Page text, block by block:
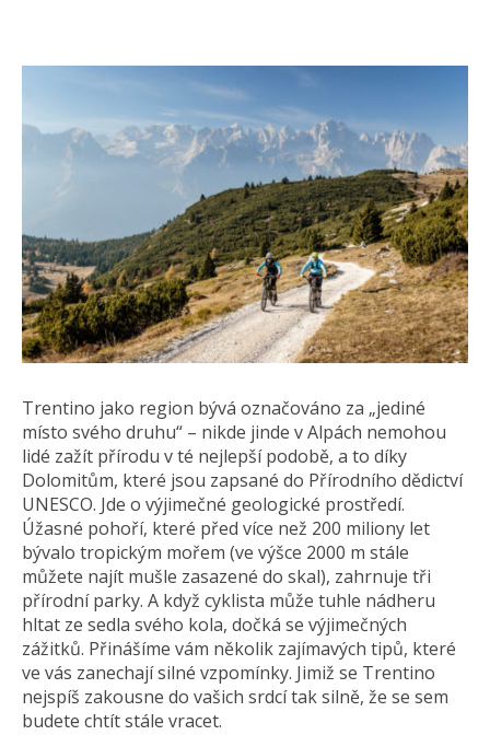
Trentino jako region bývá označováno za „jediné
místo svého druhu“ – nikde jinde v Alpách nemohou
lidé zažít přírodu v té nejlepší podobě, a to díky
Dolomitům, které jsou zapsané do Přírodního dědictví
UNESCO. Jde o výjimečné geologické prostředí.
Úžasné pohoří, které před více než 200 miliony let
bývalo tropickým mořem (ve výšce 2000 m stále
můžete najít mušle zasazené do skal), zahrnuje tři
přírodní parky. A když cyklista může tuhle nádheru
hltat ze sedla svého kola, dočká se výjimečných
zážitků. Přinášíme vám několik zajímavých tipů, které
ve vás zanechají silné vzpomínky. Jimiž se Trentino
nejspíš zakousne do vašich srdcí tak silně, že se sem
budete chtít stále vracet.